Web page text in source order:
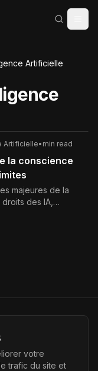
Artificielle
Artificielle• min read
la conscience
majeures de la
des IA,
vous aidant à
votre
trafic du site et